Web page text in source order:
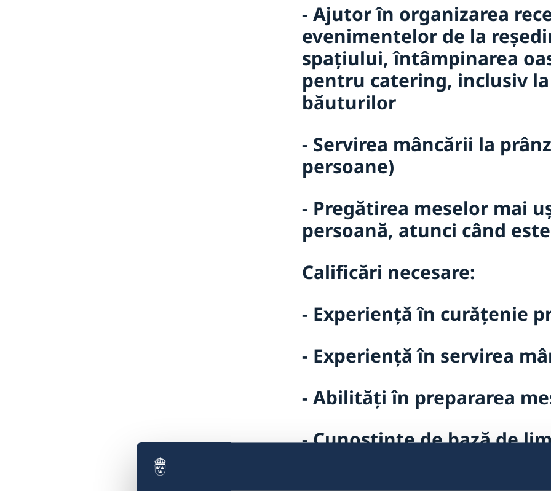
- Ajutor în organizarea
evenimentelor de la
spațiului, întâmpinarea
pentru catering, inclusiv
băuturilor
- Servirea mâncării la
persoane)
- Pregătirea meselor mai
persoană, atunci când
Calificări necesare:
- Experiență în curățenie
- Experiență în servirea
- Abilități în prepararea
- Cunoștințe de bază de